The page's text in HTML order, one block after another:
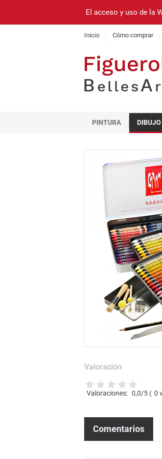
El acceso y uso de la
Inicio Cómo comprar
PINTURA
Valoración
Valoraciones: 0,0/5 ( 0
Comentarios